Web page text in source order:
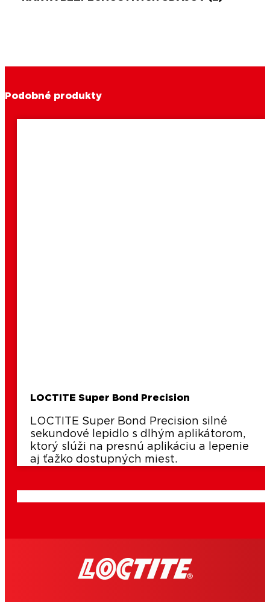
Podobné produkty
LOCTITE Super Bond Precision
LOCTITE Super Bond Precision silné
sekundové lepidlo s dlhým aplikátorom,
ktorý slúži na presnú aplikáciu a lepenie
aj ťažko dostupných miest.